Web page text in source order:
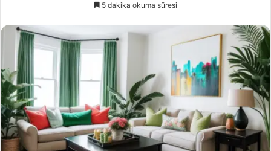
5 dakika okuma süresi